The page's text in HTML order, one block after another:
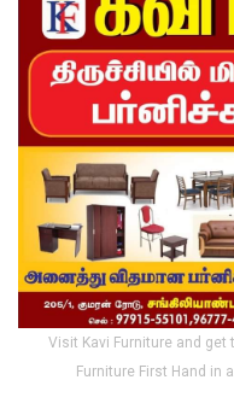
Visit Kavi Furniture and get
Furniture First Hand in